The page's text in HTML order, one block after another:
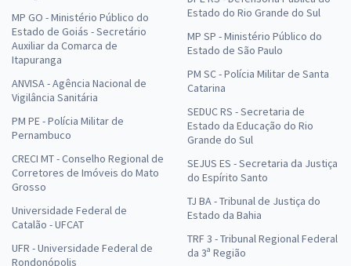
MP GO - Ministério Público do
Estado de Goiás - Secretário
Auxiliar da Comarca de
Itapuranga
ANVISA - Agência Nacional de
Vigilância Sanitária
PM PE - Polícia Militar de
Pernambuco
CRECI MT - Conselho Regional de
Corretores de Imóveis do Mato
Grosso
Universidade Federal de
Catalão - UFCAT
UFR - Universidade Federal de
Rondonópolis
Estado do Rio Grande do Sul
MP SP - Ministério Público do
Estado de São Paulo
PM SC - Polícia Militar de Santa
Catarina
SEDUC RS - Secretaria de
Estado da Educação do Rio
Grande do Sul
SEJUS ES - Secretaria da Justiça
do Espírito Santo
TJ BA - Tribunal de Justiça do
Estado da Bahia
TRF 3 - Tribunal Regional Federal
da 3ª Região